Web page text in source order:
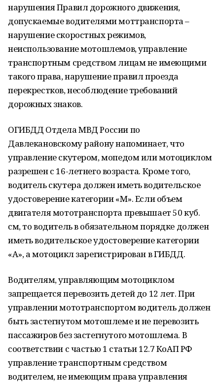
нарушения Правил дорожного движения,
допускаемые водителями моттранспорта –
нарушение скоростных режимов,
неиспользование мотошлемов, управление
транспортным средством лицам не имеющими
такого права, нарушение правил проезда
перекрестков, несоблюдение требований
дорожных знаков.
ОГИБДД Отдела МВД России по
Давлекановскому району напоминает, что
управление скутером, мопедом или мотоциклом
разрешен с 16-летнего возраста. Кроме того,
водитель скутера должен иметь водительское
удостоверение категории «М». Если объем
двигателя мототранспорта превышает 50 куб.
см, то водитель в обязательном порядке должен
иметь водительское удостоверение категории
«А», а мотоцикл зарегистрирован в ГИБДД.
Водителям, управляющим мотоциклом
запрещается перевозить детей до 12 лет. При
управлении мототранспортом водитель должен
быть застегнутом мотошлеме и не перевозить
пассажиров без застегнутого мотошлема. В
соответствии с частью 1 статьи 12.7 КоАП РФ
управление транспортным средством
водителем, не имеющим права управления